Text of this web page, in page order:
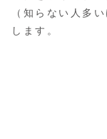
（知らない人多
します。